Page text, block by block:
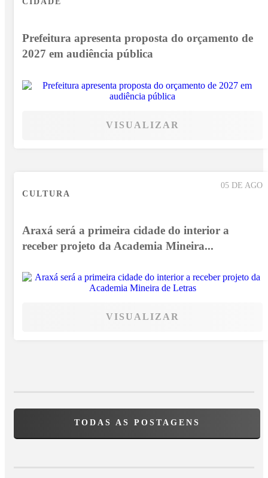
Prefeitura apresenta proposta do orçamento de
2027 em audiência pública
VISUALIZAR
05 DE AGO
CULTURA
Araxá será a primeira cidade do interior a
receber projeto da Academia Mineira...
VISUALIZAR
TODAS AS POSTAGENS